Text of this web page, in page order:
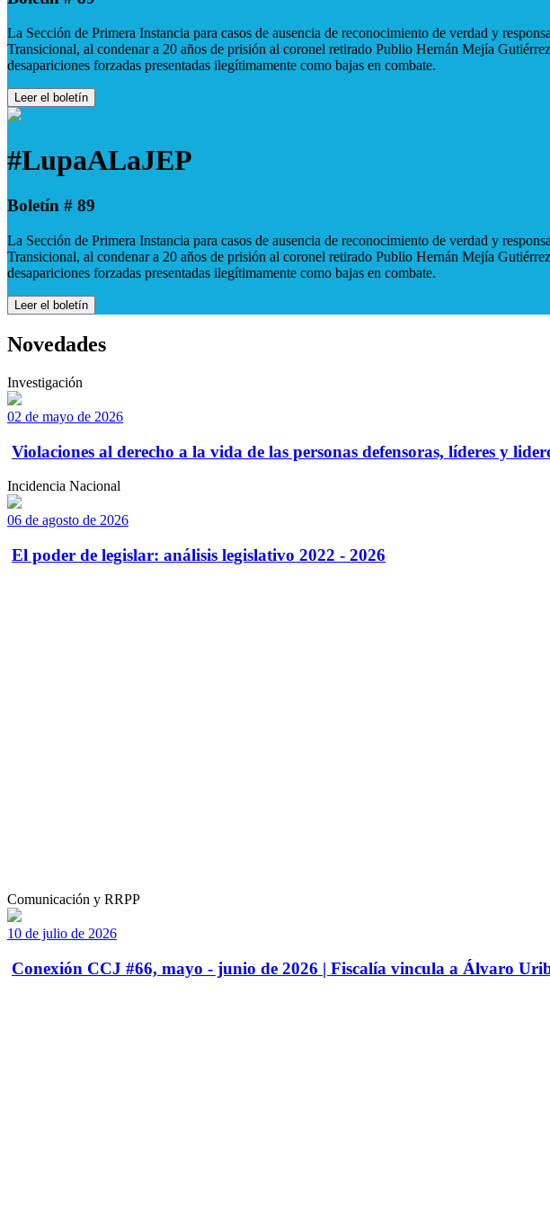
La Sección de Primera Instancia para casos de ausencia de reconocimiento de verdad y
Transicional, al condenar a 20 años de prisión al coronel retirado Publio Hernán Mejía
desapariciones forzadas presentadas ilegítimamente como bajas en combate.
Leer el boletín
#LupaALaJEP
Boletín # 89
La Sección de Primera Instancia para casos de ausencia de reconocimiento de verdad y
Transicional, al condenar a 20 años de prisión al coronel retirado Publio Hernán Mejía
desapariciones forzadas presentadas ilegítimamente como bajas en combate.
Leer el boletín
Novedades
Investigación
02 de mayo de 2026
Violaciones al derecho a la vida de las personas defensoras, líderes y
Incidencia Nacional
06 de agosto de 2026
El poder de legislar: análisis legislativo 2022 - 2026
Comunicación y RRPP
10 de julio de 2026
Conexión CCJ #66, mayo - junio de 2026 | Fiscalía vincula a Álvaro